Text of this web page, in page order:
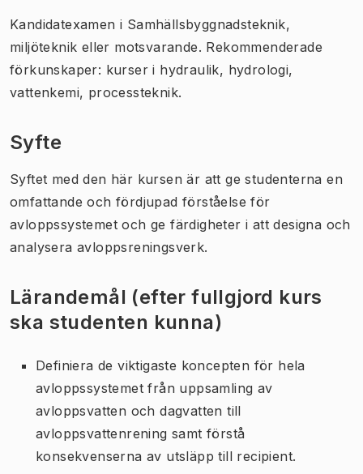
Kandidatexamen i Samhällsbyggnadsteknik,
miljöteknik eller motsvarande. Rekommenderade
förkunskaper: kurser i hydraulik, hydrologi,
vattenkemi, processteknik.
Syfte
Syftet med den här kursen är att ge studenterna en
omfattande och fördjupad förståelse för
avloppssystemet och ge färdigheter i att designa och
analysera avloppsreningsverk.
Lärandemål (efter fullgjord kurs
ska studenten kunna)
Definiera de viktigaste koncepten för hela
avloppssystemet från uppsamling av
avloppsvatten och dagvatten till
avloppsvattenrening samt förstå
konsekvenserna av utsläpp till recipient.